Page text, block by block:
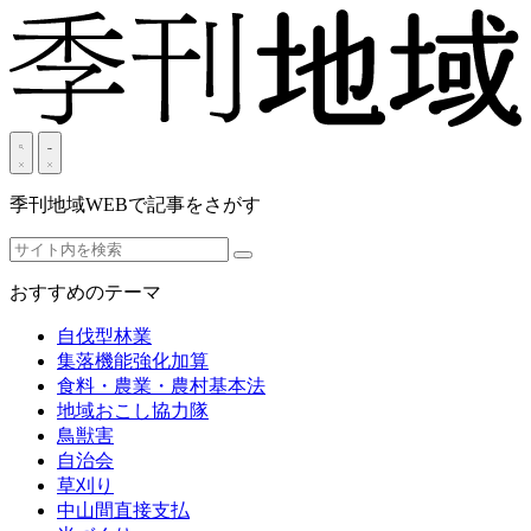
季刊地域WEBで記事をさがす
おすすめのテーマ
自伐型林業
集落機能強化加算
食料・農業・農村基本法
地域おこし協力隊
鳥獣害
自治会
草刈り
中山間直接支払